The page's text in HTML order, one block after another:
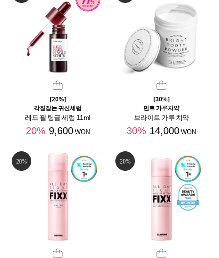
[20%]
각질잡는 귀신세럼
레드 필 팅글 세럼 11ml
20% 9,600 WON
[30%]
민트 가루치약
브라이트 가루 치약
30% 14,000 WON
20% 20%